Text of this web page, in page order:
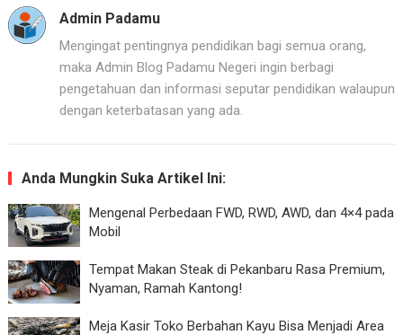
Admin Padamu
Mengingat pentingnya pendidikan bagi semua orang,
maka Admin Blog Padamu Negeri ingin berbagi
pengetahuan dan informasi seputar pendidikan walaupun
dengan keterbatasan yang ada.
Anda Mungkin Suka Artikel Ini:
Mengenal Perbedaan FWD, RWD, AWD, dan 4×4 pada
Mobil
Tempat Makan Steak di Pekanbaru Rasa Premium,
Nyaman, Ramah Kantong!
Meja Kasir Toko Berbahan Kayu Bisa Menjadi Area